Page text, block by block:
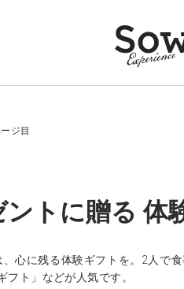
ジ目
トに贈る 体
心に残る体験ギフトを。2人で
フト」などが人気です。